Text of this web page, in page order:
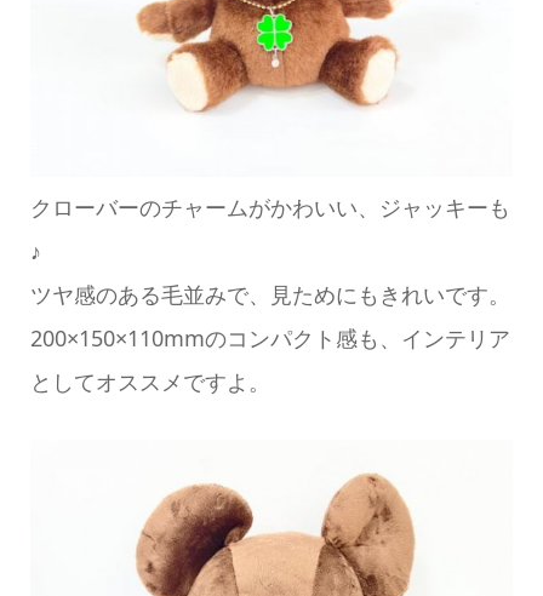
クローバーのチャームがかわいい、ジャッキーも
♪
ツヤ感のある毛並みで、見ためにもきれいです。
200×150×110mmのコンパクト感も、インテリア
としてオススメですよ。